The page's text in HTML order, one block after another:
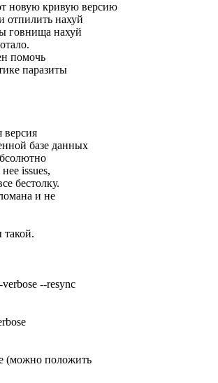
новую кривую версию
отпилить нахуй
говнища нахуй
помочь
паразиты
версия
базе данных
issues,
бестолку.
и не
такой.
--resync
(можно положить